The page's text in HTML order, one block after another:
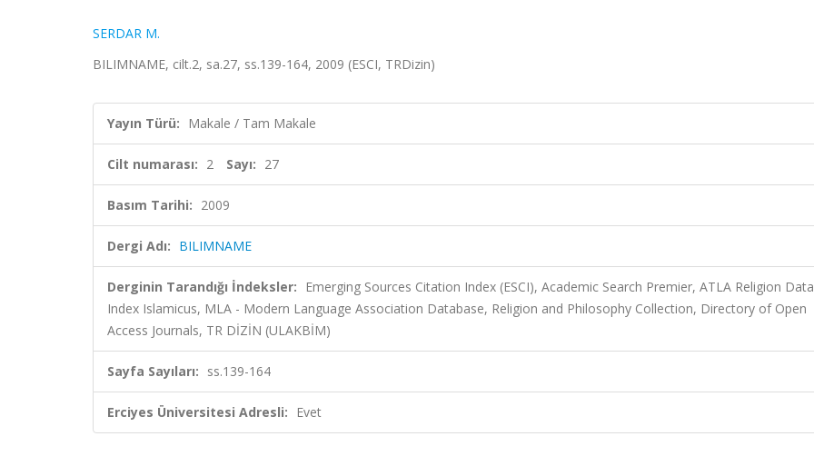
SERDAR M.
BILIMNAME, cilt.2, sa.27, ss.139-164, 2009 (ESCI, TRDizin)
Yayın Türü: Makale / Tam Makale
Cilt numarası: 2 Sayı: 27
Basım Tarihi: 2009
Dergi Adı: BILIMNAME
Derginin Tarandığı İndeksler: Emerging Sources Citation Index (ESCI), Academic Search Premier, ATLA Religion
Index Islamicus, MLA - Modern Language Association Database, Religion and Philosophy Collection, Directory of Open
Access Journals, TR DİZİN (ULAKBİM)
Sayfa Sayıları: ss.139-164
Erciyes Üniversitesi Adresli: Evet